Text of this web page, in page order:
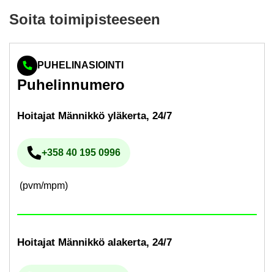
Soita toi­mi­pis­tee­seen
PUHELINASIOINTI
Pu­he­lin­nu­me­ro
Hoi­ta­jat Män­nik­kö ylä­ker­ta, 24/7
Pu­he­lin­nu­me­ro
+358 40 195 0996
(pvm/mpm)
Hoi­ta­jat Män­nik­kö ala­ker­ta, 24/7